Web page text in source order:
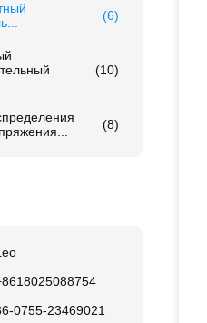
(6)
(10)
(8)
0755-23469021